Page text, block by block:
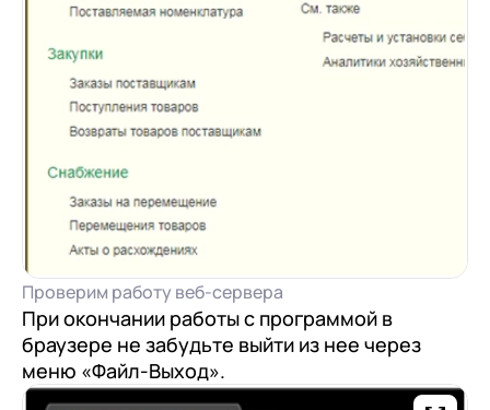
Проверим работу веб-сервера
При окончании работы с программой в
браузере не забудьте выйти из нее через
меню «Файл-Выход».